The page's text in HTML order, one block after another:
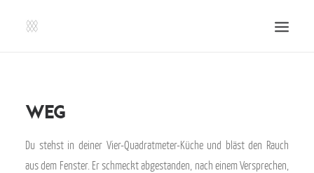
EINSENDEN!
VERANSTALTUNGEN
weg
Du stehst in deiner Vier-Quadratmeter-Küche und bläst den Rauch
aus dem Fenster. Er schmeckt abgestanden, nach einem Versprechen,